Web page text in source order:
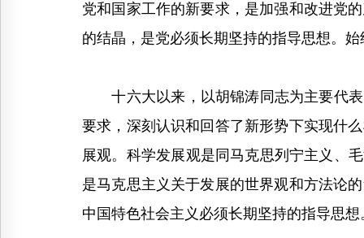
党和国家工作的新要求，是加强和改进党
的结晶，是党必须长期坚持的指导思想。
十六大以来，以胡锦涛同志为主要代表
要求，深刻认识和回答了新形势下实现什
展观。科学发展观是同马克思列宁主义、
是马克思主义关于发展的世界观和方法论
中国特色社会主义必须长期坚持的指导思想